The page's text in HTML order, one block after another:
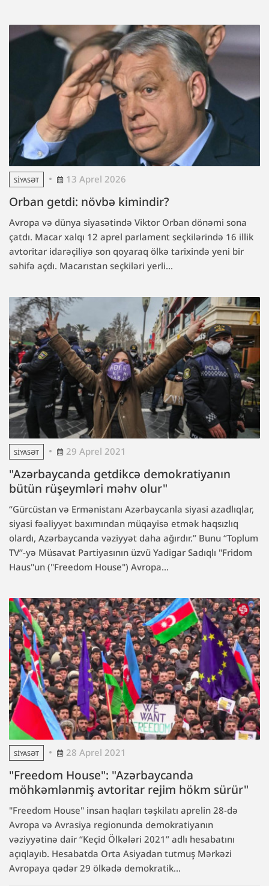
SIYASƏT 13 Aprel 2026
Orban getdi: növbə kimindir?
Avropa və dünya siyasətində Viktor Orban dönəmi sona
çatdı. Macar xalqı 12 aprel parlament seçkilərində 16 illik
avtoritar idarəçiliyə son qoyaraq ölkə tarixində yeni bir
səhifə açdı. Macarıstan seçkiləri yerli...
SIYASƏT 29 Aprel 2021
"Azərbaycanda getdikcə demokratiyanın
bütün rüşeymləri məhv olur"
“Gürcüstan və Ermənistanı Azərbaycanla siyasi azadlıqlar,
siyasi fəaliyyət baxımından müqayisə etmək haqsızlıq
olardı, Azərbaycanda vəziyyət daha ağırdır.” Bunu “Toplum
TV”-yə Müsavat Partiyasının üzvü Yadigar Sadıqlı "Fridom
Haus"un ("Freedom House") Avropa...
SIYASƏT 28 Aprel 2021
"Freedom House": "Azərbaycanda
möhkəmlənmiş avtoritar rejim hökm sürür"
"Freedom House" insan haqları təşkilatı aprelin 28-də
Avropa və Avrasiya regionunda demokratiyanın
vəziyyətinə dair “Keçid Ölkələri 2021” adlı hesabatını
açıqlayıb. Hesabatda Orta Asiyadan tutmuş Mərkəzi
Avropaya qədər 29 ölkədə demokratik...